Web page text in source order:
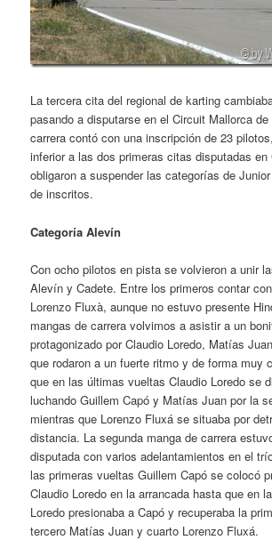
La tercera cita del regional de karting
pasando a disputarse en el Circuit Mallorca
carrera contó con una inscripción de 23
inferior a las dos primeras citas disputadas
obligaron a suspender las categorías de
de inscritos.
Categoría Alevín
Con ocho pilotos en pista se volvieron a unir
Alevín y Cadete. Entre los primeros contar
Lorenzo Fluxà, aunque no estuvo presente
mangas de carrera volvimos a asistir a un
protagonizado por Claudio Loredo, Matías
que rodaron a un fuerte ritmo y de forma muy
que en las últimas vueltas Claudio Loredo se
luchando Guillem Capó y Matías Juan por la
mientras que Lorenzo Fluxá se situaba por
distancia. La segunda manga de carrera
disputada con varios adelantamientos en el
las primeras vueltas Guillem Capó se colocó
Claudio Loredo en la arrancada hasta que en
Loredo presionaba a Capó y recuperaba la
tercero Matías Juan y cuarto Lorenzo Fluxá.